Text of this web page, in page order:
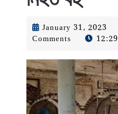
January 31, 2023
31,
Comments